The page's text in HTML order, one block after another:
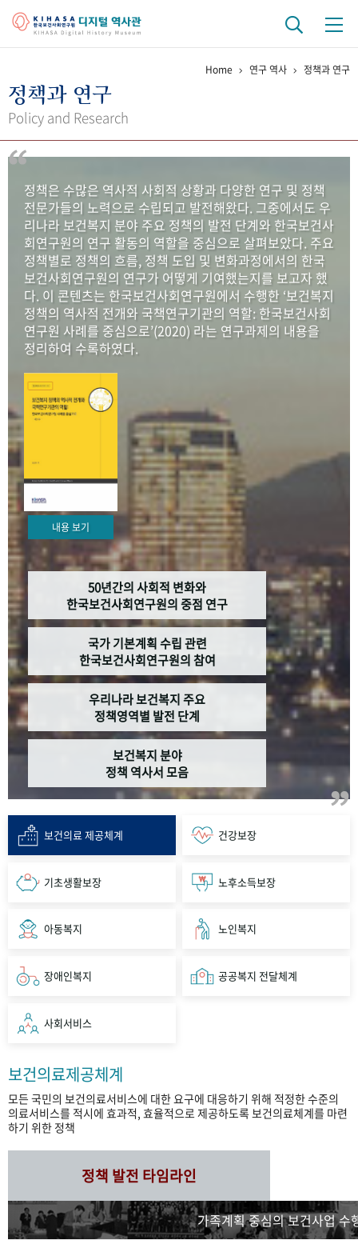
걸어온 길 기관 변천사
연구 역사
정책과 연구 키워드로 보는 연구 역사
연구자들
간행물 변천사
기록물 아카이브
사진 아카이브 문서 기록물 행정박물 영상 기록물
50+1주년 기념
성과 50선 숫자로 보는 50년
세계와 함께 한 KIHASA
VR 역사관
Home 연구 역사 정책과 연구
정책과 연구
Policy and Research
정책은 수많은 역사적 사회적 상황과 다양한 연구 및 정책
전문가들의 노력으로 수립되고 발전해왔다. 그중에서도 우
리나라 보건복지 분야 주요 정책의 발전 단계와 한국보건사
회연구원의 연구 활동의 역할을 중심으로 살펴보았다. 주요
정책별로 정책의 흐름, 정책 도입 및 변화과정에서의 한국
보건사회연구원의 연구가 어떻게 기여했는지를 보고자 했
다. 이 콘텐츠는 한국보건사회연구원에서 수행한 ‘보건복지
정책의 역사적 전개와 국책연구기관의 역할: 한국보건사회
연구원 사례를 중심으로’(2020) 라는 연구과제의 내용을
정리하여 수록하였다.
내용 보기
50년간의 사회적 변화와
한국보건사회연구원의 중점 연구
국가 기본계획 수립 관련
한국보건사회연구원의 참여
우리나라 보건복지 주요
정책영역별 발전 단계
보건복지 분야
정책 역사서 모음
보건의료 제공체계 건강보장
기초생활보장 노후소득보장
아동복지 노인복지
장애인복지 공공복지 전달체계
사회서비스
보건의료제공체계
모든 국민의 보건의료서비스에 대한 요구에 대응하기 위해 적정한 수준의
의료서비스를 적시에 효과적, 효율적으로 제공하도록 보건의료체계를 마련
하기 위한 정책
정책 발전 타임라인
가족계획 중심의 보건사업 수